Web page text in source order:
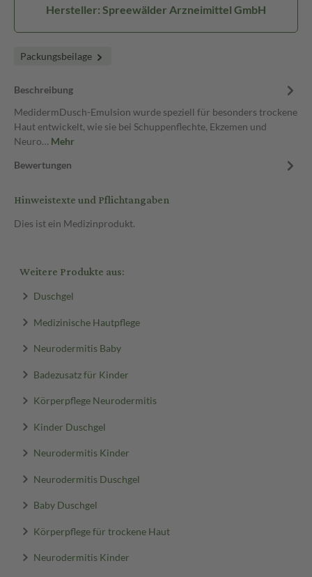
Hersteller: Spreewälder Arzneimittel GmbH
Packungsbeilage
Beschreibung
MedidermDusch-Emulsion wurde speziell für besonders trockene
Haut entwickelt, wie sie bei Schuppenflechte, Ekzemen und
Neuro… Mehr
Bewertungen
Hinweistexte und Pflichtangaben
Dies ist ein Medizinprodukt.
Weitere Produkte aus:
Duschgel
Medizinische Hautpflege
Neurodermitis Baby
Badezusatz für Kinder
Körperpflege Neurodermitis
Kinder Duschgel
Neurodermitis Kinder
Neurodermitis Duschgel
Baby Duschgel
Körperpflege für trockene Haut
Neurodermitis Kinder